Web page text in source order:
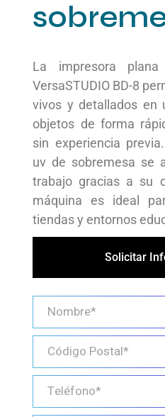
La impresora
VersaSTUDIO BD-8
vivos y detallados en
objetos de forma
sin experiencia
uv de sobremesa se
trabajo gracias a su
máquina es ideal
tiendas y entornos
Solicitar